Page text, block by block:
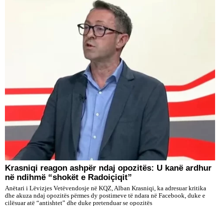
​Krasniqi reagon ashpër ndaj opozitës: U kanë ardhur
në ndihmë “shokët e Radoiçiqit”
Anëtari i Lëvizjes Vetëvendosje në KQZ, Alban Krasniqi, ka adresuar kritika
dhe akuza ndaj opozitës përmes dy postimeve të ndara në Facebook, duke e
cilësuar atë “antishtet” dhe duke pretenduar se opozitës